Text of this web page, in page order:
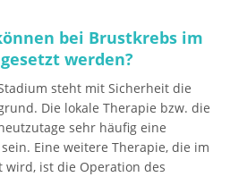
bei Brustkrebs im
werden?
steht mit Sicherheit die
Die lokale Therapie bzw. die
sehr häufig eine
Eine weitere Therapie, die im
ist die Operation des